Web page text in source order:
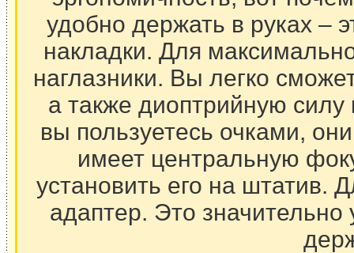
удобно держать в руках –
накладки. Для
наглазники. Вы легко
а также диоптрийную
вы пользуетесь очками,
имеет центральную
установить его на штатив.
адаптер. Это